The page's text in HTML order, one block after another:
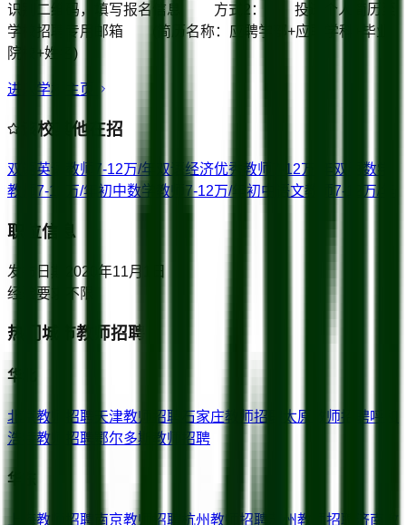
识别二维码，填写报名信息 方式2： 投送个人简历至
学校招聘专用邮箱 (简历名称：应聘学部+应聘学科+毕业
院校+姓名)
进入学校主页
该校其他在招
双语英语教师 7-12万/年 双语经济优秀教师 7-12万/年
双语数学
教师 7-12万/年 初中数学教师 7-12万/年 初中语文教师 7-12万/年
职位信息
发布日期
2020年11月1日
经验要求
不限
热门城市教师招聘
华北
北京 教师招聘 天津教师招聘 石家庄教师招聘 太原 教师招聘呼和
浩特 教师招聘 鄂尔多斯 教师招聘
华东
教师招聘 南京教师招聘 杭州教师招聘 苏州教师招聘 济南